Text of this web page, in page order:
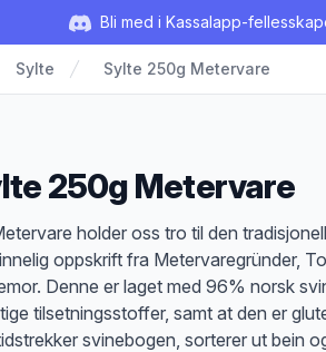
Bli med i Kassalapp-
Sylte Sylte 250g Metervare
250g Metervare
holder oss tro til den
oppskrift fra Metervaregründer,
Denne er laget med 96% norsk
tilsetningsstoffer, samt at den er
svinebogen, sorterer ut bein